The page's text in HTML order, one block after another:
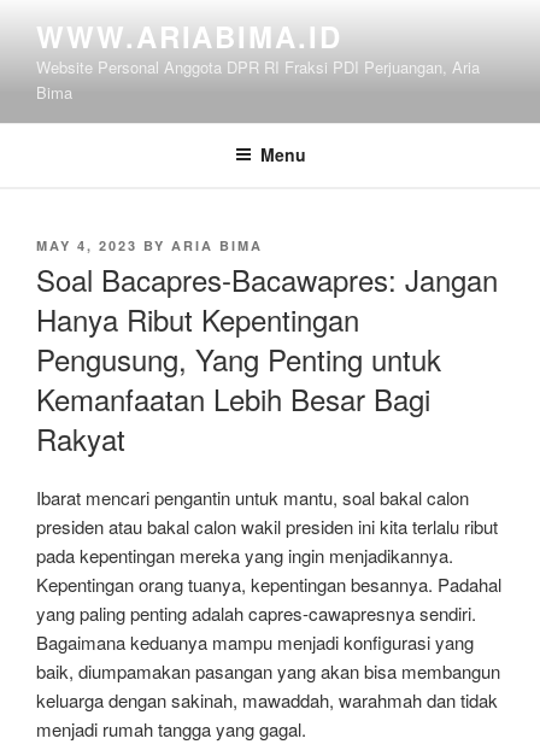
content
WWW.ARIABIMA.ID
Website Personal Anggota DPR RI Fraksi PDI Perjuangan, Aria
Bima
Menu
POSTED
MAY 4, 2023 BY ARIA BIMA
Soal Bacapres-Bacawapres: Jangan
Hanya Ribut Kepentingan
Pengusung, Yang Penting untuk
Kemanfaatan Lebih Besar Bagi
Rakyat
Ibarat mencari pengantin untuk mantu, soal bakal calon
presiden atau bakal calon wakil presiden ini kita terlalu ribut
pada kepentingan mereka yang ingin menjadikannya.
Kepentingan orang tuanya, kepentingan besannya. Padahal
yang paling penting adalah capres-cawapresnya sendiri.
Bagaimana keduanya mampu menjadi konfigurasi yang
baik, diumpamakan pasangan yang akan bisa membangun
keluarga dengan sakinah, mawaddah, warahmah dan tidak
menjadi rumah tangga yang gagal.